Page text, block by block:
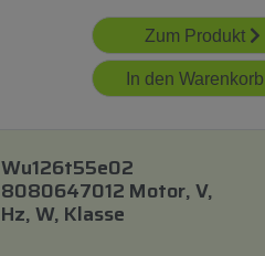
Zum Produkt
In den Warenkorb
Wu126t55e02
8080647012 Motor, V,
Hz, W, Klasse